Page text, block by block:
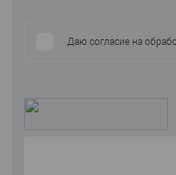
Даю согласие на